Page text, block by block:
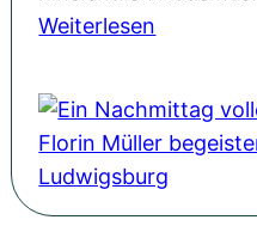
n
s
r
e
W
Weiterlesen
n
N
a